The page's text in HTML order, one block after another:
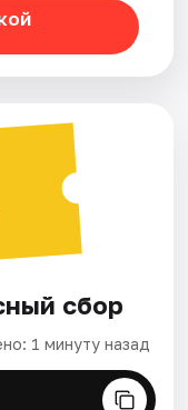
сбор
1 минуту назад